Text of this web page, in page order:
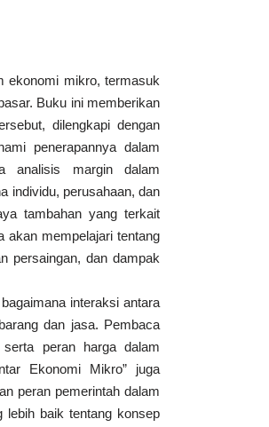
ekonomi mikro, termasuk
Buku ini memberikan
dilengkapi dengan
penerapannya dalam
analisis margin dalam
individu, perusahaan, dan
tambahan yang terkait
akan mempelajari tentang
persaingan, dan dampak
interaksi antara
dan jasa. Pembaca
peran harga dalam
Ekonomi Mikro” juga
peran pemerintah dalam
lebih baik tentang konsep